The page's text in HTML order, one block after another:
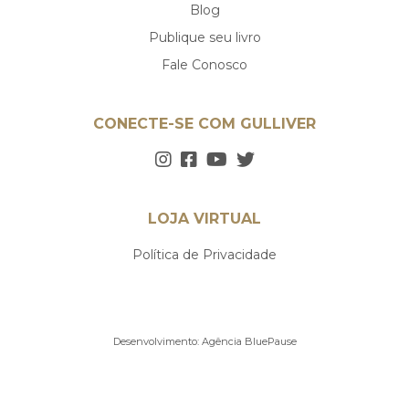
Blog
Publique seu livro
Fale Conosco
CONECTE-SE COM GULLIVER
LOJA VIRTUAL
Política de Privacidade
Desenvolvimento: Agência BluePause